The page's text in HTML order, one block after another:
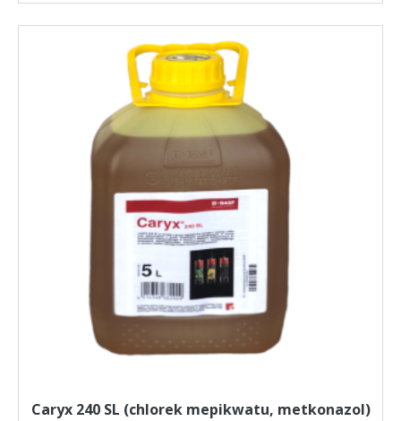
Caryx 240 SL (chlorek mepikwatu, metkonazol)